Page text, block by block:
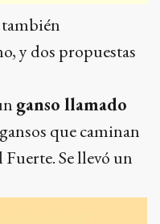
y dos propuestas
ganso llamado
que caminan
Se llevó un